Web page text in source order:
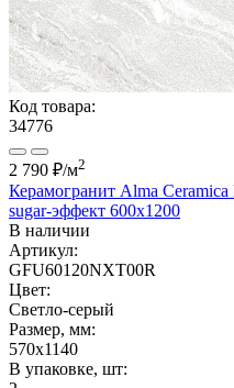
Код товара:
34776
2 790 ₽/м2
Керамогранит Alma
sugar-эффект 600x1200
В наличии
Артикул:
GFU60120NXT00R
Цвет:
Светло-серый
Размер, мм:
570x1140
В упаковке, шт: